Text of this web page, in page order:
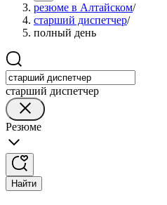
резюме в Алтайском/
старший диспетчер/
полный день
старший диспетчер
Резюме
Найти